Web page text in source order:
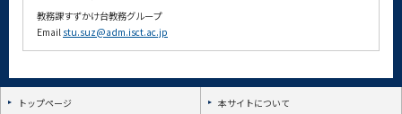
教務課すずかけ台教務グループ
Email stu.suz@adm.isct.ac.jp
トップページ 本サイトについて